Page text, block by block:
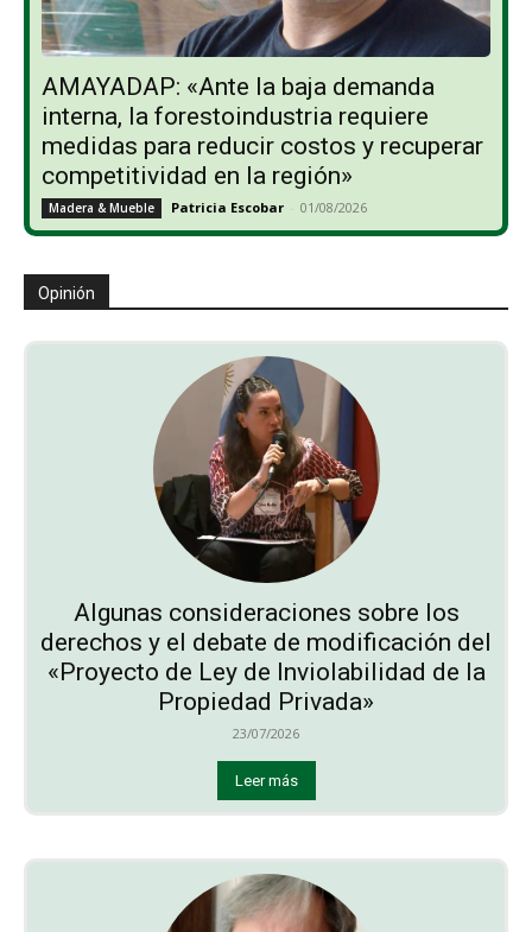
AMAYADAP: «Ante la baja demanda
interna, la forestoindustria requiere
medidas para reducir costos y recuperar
competitividad en la región»
Madera & Mueble Patricia Escobar - 01/08/2026
Opinión
Algunas consideraciones sobre los
derechos y el debate de modificación del
«Proyecto de Ley de Inviolabilidad de la
Propiedad Privada»
23/07/2026
Leer más